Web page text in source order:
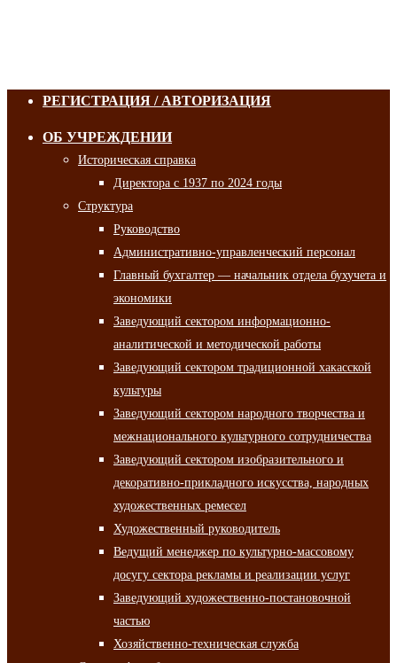
РЕГИСТРАЦИЯ / АВТОРИЗАЦИЯ
ОБ УЧРЕЖДЕНИИ
Историческая справка
Директора с 1937 по 2024 годы
Структура
Руководство
Административно-управленческий персонал
Главный бухгалтер — начальник отдела бухучета и
экономики
Заведующий сектором информационно-
аналитической и методической работы
Заведующий сектором традиционной хакасской
культуры
Заведующий сектором народного творчества и
межнационального культурного сотрудничества
Заведующий сектором изобразительного и
декоративно-прикладного искусства, народных
художественных ремесел
Художественный руководитель
Ведущий менеджер по культурно-массовому
досугу сектора рекламы и реализации услуг
Заведующий художественно-постановочной
частью
Хозяйственно-техническая служба